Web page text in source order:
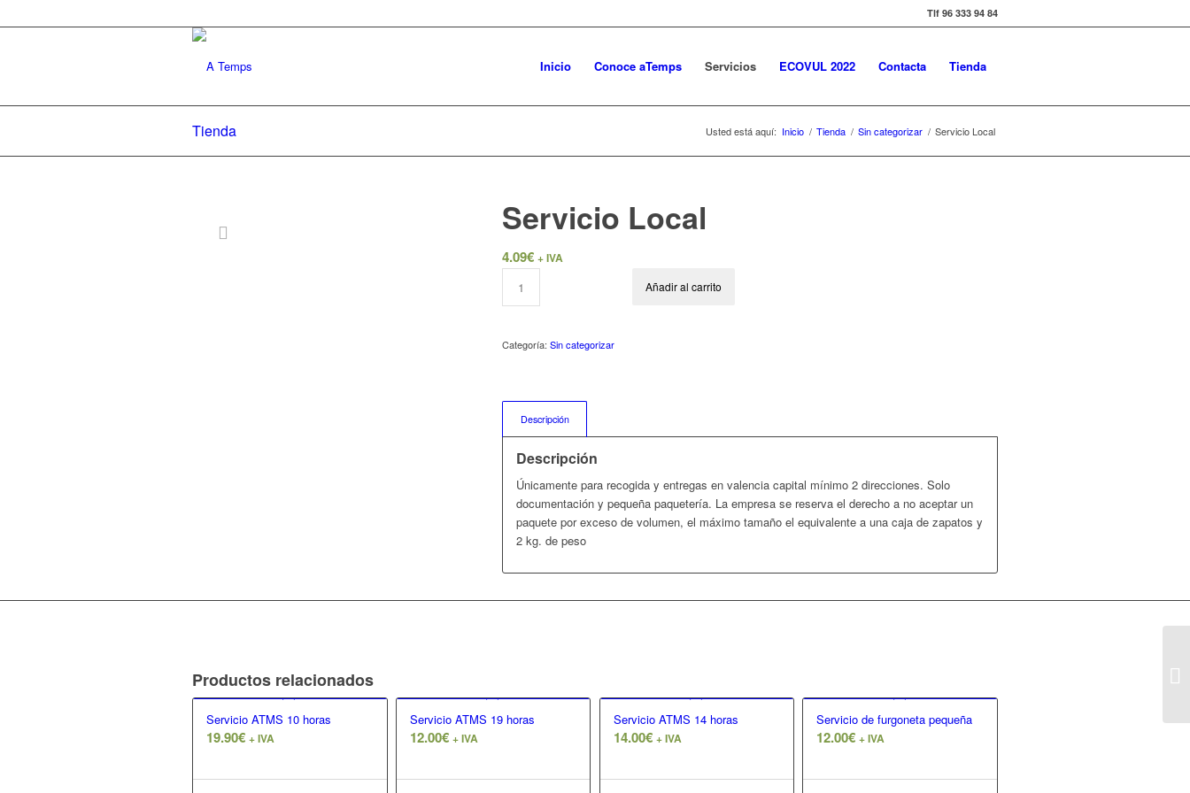
Tlf 96 333 94 84
Inicio Conoce aTemps Servicios ECOVUL 2022 Contacta Tienda
Tienda Usted está aquí: Inicio / Tienda / Sin categorizar / Servicio Local
Servicio Local
4.09€ + IVA
Añadir al carrito
Categoría:Sin categorizar
Descripción
Descripción
Únicamente para recogida y entregas en valencia capital mínimo 2 direcciones. Solo
documentación y pequeña paquetería. La empresa se reserva el derecho a no aceptar un
paquete por exceso de volumen, el máximo tamaño el equivalente a una caja de zapatos y
2 kg. de peso
Productos relacionados
Servicio ATMS 10 horas
19.90€ + IVA
Servicio ATMS 19 horas
12.00€ + IVA
Servicio ATMS 14 horas
14.00€ + IVA
Servicio de furgoneta pequeña
12.00€ + IVA